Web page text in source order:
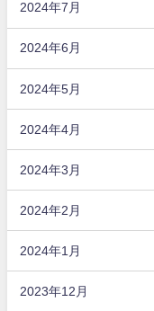
2024年7月
2024年6月
2024年5月
2024年4月
2024年3月
2024年2月
2024年1月
2023年12月